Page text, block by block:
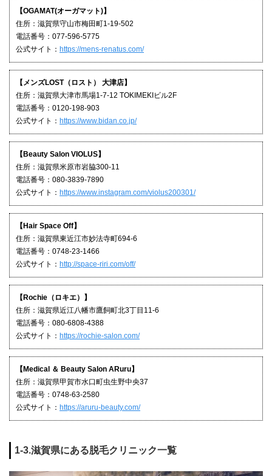
【OGAMAT(オーガマット)】
住所：滋賀県守山市梅田町1-19-502
電話番号：077-596-5775
公式サイト： https://mens-renatus.com/
【メンズLOST（ロスト） 大津店】
住所：滋賀県大津市馬場1-7-12 TOKIMEKIビル2F
電話番号：0120-198-903
公式サイト： https://www.bidan.co.jp/
【Beauty Salon VIOLUS】
住所：滋賀県米原市岩脇300-11
電話番号：080-3839-7890
公式サイト： https://www.instagram.com/violus200301/
【Hair Space Off】
住所：滋賀県東近江市妙法寺町694-6
電話番号：0748-23-1466
公式サイト： http://space-riri.com/off/
【Rochie（ロキエ）】
住所：滋賀県近江八幡市鷹飼町北3丁目11-6
電話番号：080-6808-4388
公式サイト： https://rochie-salon.com/
【Medical ＆ Beauty Salon ARuru】
住所：滋賀県甲賀市水口町虫生野中央37
電話番号：0748-63-2580
公式サイト： https://aruru-beauty.com/
1-3.滋賀県にある脱毛クリニック一覧